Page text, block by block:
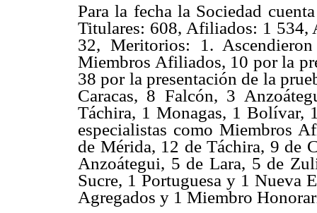
Para la fecha la Sociedad
Titulares: 608, Afiliados: 1 534,
32, Meritorios: 1.
Miembros Afiliados, 10 por la
38 por la presentación de la
Caracas, 8 Falcón, 3
Táchira, 1 Monagas, 1 Bolívar,
especialistas como Miembros
de Mérida, 12 de Táchira, 9 de
Anzoátegui, 5 de Lara, 5 de
Sucre, 1 Portuguesa y 1 Nueva
Agregados y 1 Miembro